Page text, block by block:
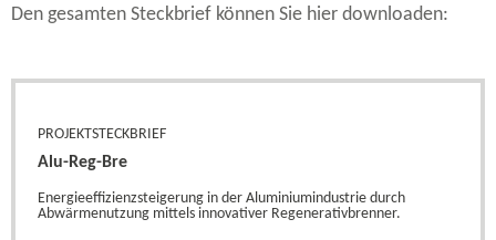
Den gesamten Steckbrief können Sie hier downloaden:
PROJEKTSTECKBRIEF
Alu-​Reg-Bre
Energieeffizienzsteigerung in der Aluminiumindustrie durch
Abwärmenutzung mittels innovativer Regenerativbrenner.